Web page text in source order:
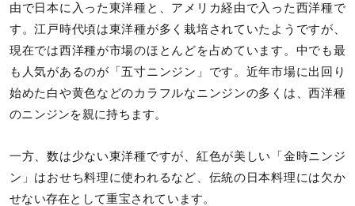
由で日本に入った東洋種と、アメリカ経由で入った西洋種で
す。江戸時代頃は東洋種が多く栽培されていたようですが、
現在では西洋種が市場のほとんどを占めています。中でも最
も人気があるのが「五寸ニンジン」です。近年市場に出回り
始めた白や黄色などのカラフルなニンジンの多くは、西洋種
のニンジンを親に持ちます。
一方、数は少ない東洋種ですが、紅色が美しい「金時ニンジ
ン」はおせち料理に使われるなど、伝統の日本料理には欠か
せない存在として重宝されています。